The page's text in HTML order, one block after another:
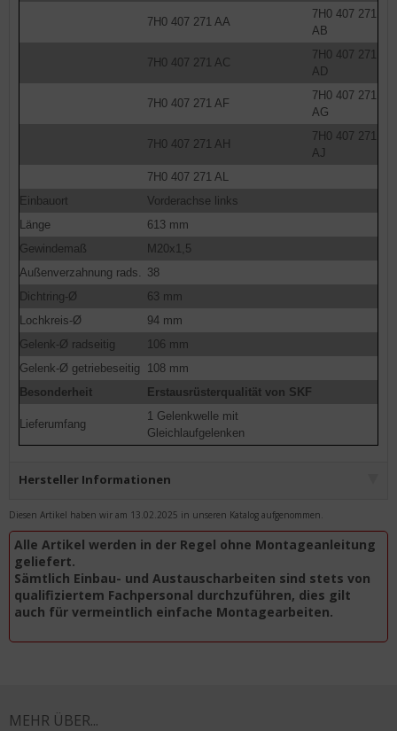
7H0 407 271 AA
7H0 407 271
AB
7H0 407 271 AC
7H0 407 271
AD
7H0 407 271 AF
7H0 407 271
AG
7H0 407 271 AH
7H0 407 271
AJ
7H0 407 271 AL
Einbauort
Vorderachse links
Länge
613 mm
Gewindemaß
M20x1,5
Außenverzahnung rads. 38
Dichtring-Ø
63 mm
Lochkreis-Ø
94 mm
Gelenk-Ø radseitig
106 mm
Gelenk-Ø getriebeseitig
108 mm
Besonderheit
Erstausrüsterqualität von SKF
Lieferumfang
1 Gelenkwelle mit
Gleichlaufgelenken
Hersteller Informationen
Diesen Artikel haben wir am 13.02.2025 in unseren Katalog aufgenommen.
Alle Artikel werden in der Regel ohne Montageanleitung
geliefert.
Sämtlich Einbau- und Austauscharbeiten sind stets von
qualifiziertem Fachpersonal durchzuführen, dies gilt
auch für vermeintlich einfache Montagearbeiten.
MEHR ÜBER...